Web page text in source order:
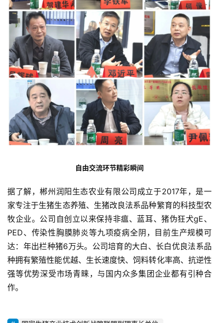
自由交流环节精彩瞬间
据了解，郴州润阳生态农业有限公司成立于2017年，是一
家专注于生猪生态养殖、生猪改良法系品种繁育的科技型农
牧企业。公司自创立以来保持非瘟、蓝耳、猪伪狂犬gE、
PED、传染性胸膜肺炎等九项疫病全阴，目前生产规模可
达：年出栏种猪6万头。公司培育的大白、长白优良法系品
种拥有繁殖性能优越、生长速度快、饲料转化率高、抗逆性
强等优势深受市场青睐，与国内众多集团企业都有引种合
作。